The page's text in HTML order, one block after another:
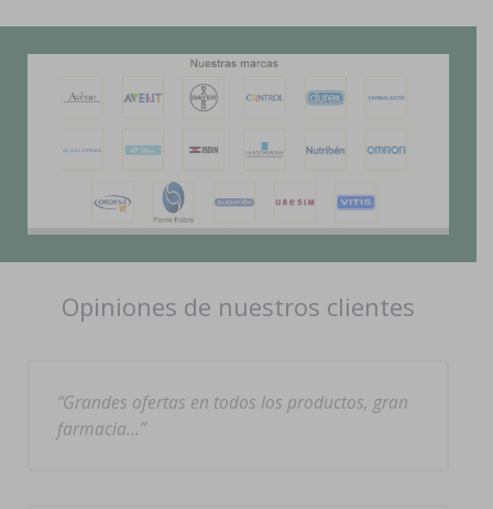
Opiniones de nuestros clientes
Grandes ofertas en todos los productos, gran
farmacia…